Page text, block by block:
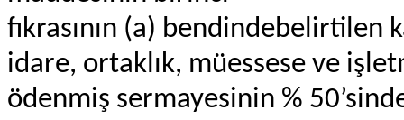
fıkrasının (a)
idare, ortaklık, müessese ve
ödenmiş sermayesinin %